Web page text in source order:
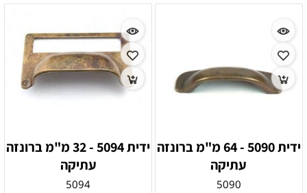
ידית 5090 - 64 מ"מ ברונזה
עתיקה
5090
ידית 5094 - 32 מ"מ ברונזה
עתיקה
5094